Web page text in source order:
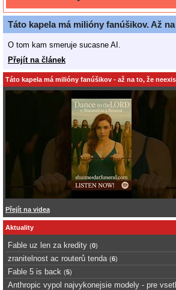
Táto kapela má milióny fanúšikov. Až
O tom kam smeruje sucasne AI.
Přejít na článek
Táto kapela má milióny fanúšikov - až na to, že
Přejít na videa
Aktuality
Fable uz len za kredity (0)
zranitelnost ac routerů tenda (6)
Fable 5 is back (5)
Anthropic vypol najvykonejsie modely - pre